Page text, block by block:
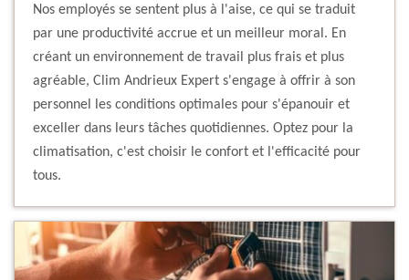
Nos employés se sentent plus à l'aise, ce qui se traduit
par une productivité accrue et un meilleur moral. En
créant un environnement de travail plus frais et plus
agréable, Clim Andrieux Expert s'engage à offrir à son
personnel les conditions optimales pour s'épanouir et
exceller dans leurs tâches quotidiennes. Optez pour la
climatisation, c'est choisir le confort et l'efficacité pour
tous.